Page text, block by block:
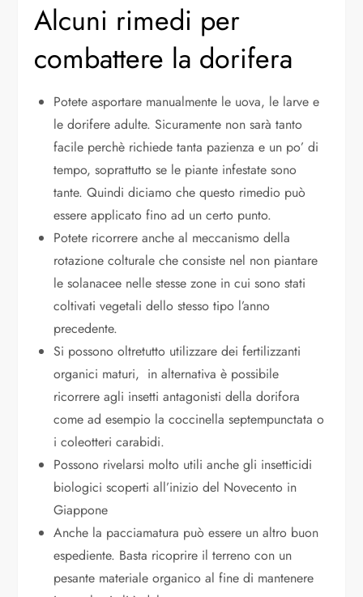
Alcuni rimedi per
combattere la dorifera
Potete asportare manualmente le uova, le larve e
le dorifere adulte. Sicuramente non sarà tanto
facile perchè richiede tanta pazienza e un po’ di
tempo, soprattutto se le piante infestate sono
tante. Quindi diciamo che questo rimedio può
essere applicato fino ad un certo punto.
Potete ricorrere anche al meccanismo della
rotazione colturale che consiste nel non piantare
le solanacee nelle stesse zone in cui sono stati
coltivati vegetali dello stesso tipo l’anno
precedente.
Si possono oltretutto utilizzare dei fertilizzanti
organici maturi, in alternativa è possibile
ricorrere agli insetti antagonisti della dorifora
come ad esempio la coccinella septempunctata o
i coleotteri carabidi.
Possono rivelarsi molto utili anche gli insetticidi
biologici scoperti all’inizio del Novecento in
Giappone
Anche la pacciamatura può essere un altro buon
espediente. Basta ricoprire il terreno con un
pesante materiale organico al fine di mantenere